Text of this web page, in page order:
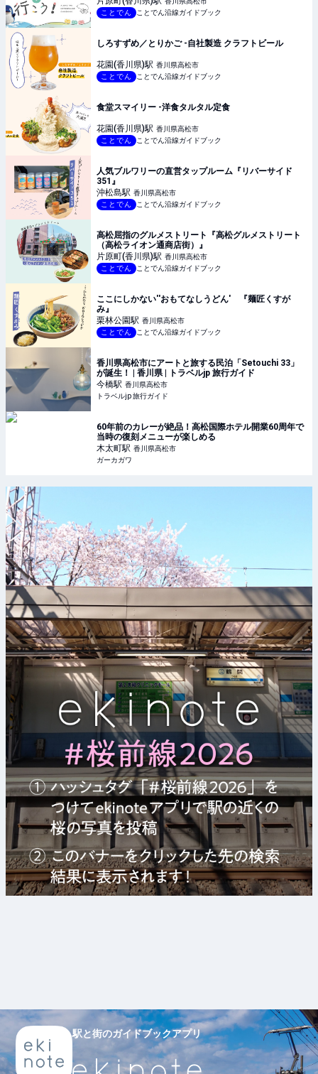
ことでん
ことでん沿線ガイドブック
しろすずめ／とりかご -自社製造 クラフトビール
花園(香川県)駅 香川県高松市
ことでん
ことでん沿線ガイドブック
食堂スマイリー -洋食タルタル定食
花園(香川県)駅 香川県高松市
ことでん
ことでん沿線ガイドブック
人気ブルワリーの直営タップルーム『リバーサイド
351』
沖松島駅 香川県高松市
ことでん
ことでん沿線ガイドブック
高松屈指のグルメストリート『高松グルメストリート
（高松ライオン通商店街）』
片原町(香川県)駅 香川県高松市
ことでん
ことでん沿線ガイドブック
ここにしかない''おもてなしうどん' 『麺匠くすが
み』
栗林公園駅 香川県高松市
ことでん
ことでん沿線ガイドブック
香川県高松市にアートと旅する民泊「Setouchi 33」
が誕生！ | 香川県 | トラベルjp 旅行ガイド
今橋駅 香川県高松市
トラベルjp 旅行ガイド
60年前のカレーが絶品！高松国際ホテル開業60周年で
当時の復刻メニューが楽しめる
木太町駅 香川県高松市
ガーカガワ
駅と街のガイドブックアプリ